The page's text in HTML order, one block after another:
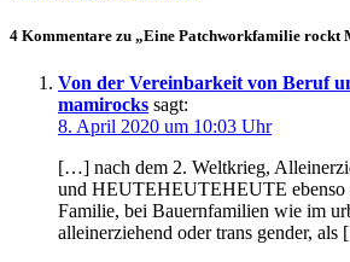
4 Kommentare zu „Eine Patchworkfamilie rockt
Von der Vereinbarkeit von Beruf
mamirocks sagt:
8. April 2020 um 10:03 Uhr
[…] nach dem 2. Weltkrieg,
und HEUTEHEUTEHEUTE ebenso
Familie, bei Bauernfamilien wie im
alleinerziehend oder trans gender,